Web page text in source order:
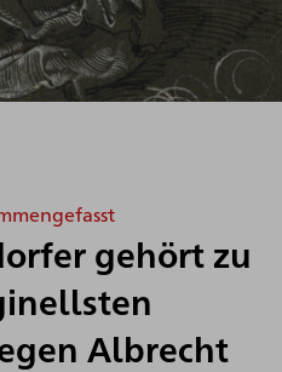
gehört zu
Albrecht